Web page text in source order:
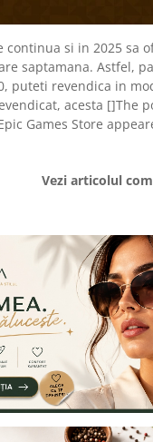
continua si in 2025 sa
saptamana. Astfel,
puteti revendica in
acesta []The
Games Store
Vezi articolul